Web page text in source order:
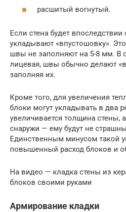
расшитый вогнутый.
Если стена будет впоследствии
укладывают «впустошовку».
швы не заполняют на 5-8 мм. В
лицевая, швы обычно делают
заполняя их.
Кроме того, для увеличения
блоки могут укладывать в два
увеличивается толщина стены,
снаружи — ему будут не
Единственным минусом такой
повышенный расход блоков и
На видео — кладка стены из
блоков своими руками
Армирование кладки